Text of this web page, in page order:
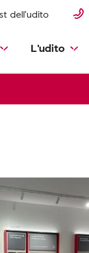
dell'udito
L'udito